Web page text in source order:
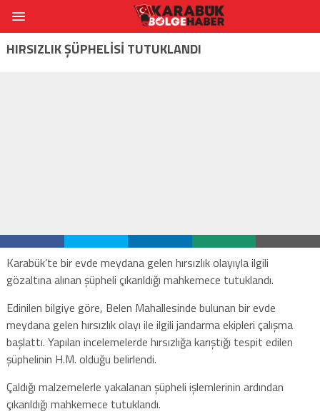
HIRSIZLIK ŞÜPHELİSİ TUTUKLANDI
Karabük’te bir evde meydana gelen hırsızlık olayıyla ilgili
gözaltına alınan şüpheli çıkarıldığı mahkemece tutuklandı.
Edinilen bilgiye göre, Belen Mahallesinde bulunan bir evde
meydana gelen hırsızlık olayı ile ilgili jandarma ekipleri çalışma
başlattı. Yapılan incelemelerde hırsızlığa karıştığı tespit edilen
şüphelinin H.M. olduğu belirlendi.
Çaldığı malzemelerle yakalanan şüpheli işlemlerinin ardından
çıkarıldığı mahkemece tutuklandı.